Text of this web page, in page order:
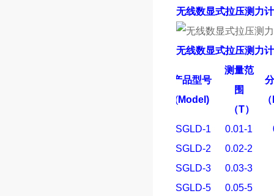
无线数显式拉压测力
无线数显式拉压测力
产品型号
(Model)
测量范
围
（T）
SGLD-1 0.01-1
SGLD-2
0.02-2
SGLD-3
0.03-3
SGLD-5
0.05-5